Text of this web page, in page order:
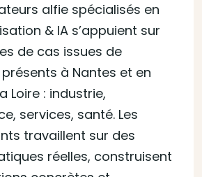
alfie spécialisés en
& IA s’appuient sur
de cas issues de
à Nantes et en
Loire : industrie,
services, santé. Les
travaillent sur des
réelles, construisent